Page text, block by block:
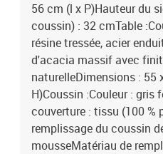
56 cm (l x P)Hauteur du
coussin) : 32 cmTable
résine tressée, acier
d'acacia massif avec
naturelleDimensions : 55
H)Coussin :Couleur : gris
couverture : tissu (100 %
remplissage du coussin
mousseMatériau de